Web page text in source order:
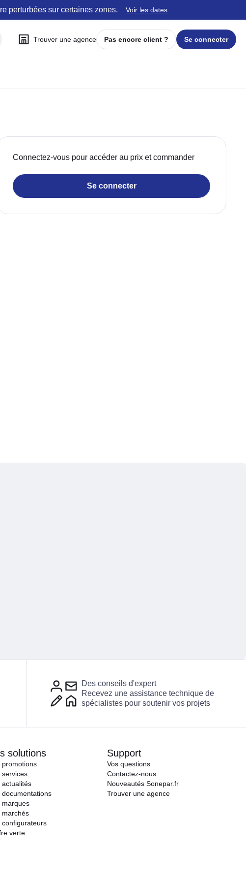
perturbées sur certaines zones. Voir les dates
Trouver une agence Pas encore client ? Se connecter
Connectez-vous pour accéder au prix et commander
Se connecter
Des conseils d'expert
Recevez une assistance technique de
spécialistes pour soutenir vos projets
solutions
promotions
services
actualités
documentations
marques
marchés
configurateurs
verte
Support
Vos questions
Contactez-nous
Nouveautés Sonepar.fr
Trouver une agence